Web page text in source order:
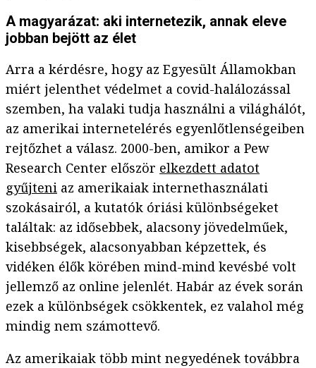
A magyarázat: aki internetezik, annak eleve
jobban bejött az élet
Arra a kérdésre, hogy az Egyesült Államokban
miért jelenthet védelmet a covid-halálozással
szemben, ha valaki tudja használni a világhálót,
az amerikai internetelérés egyenlőtlenségeiben
rejtőzhet a válasz. 2000-ben, amikor a Pew
Research Center először elkezdett adatot
gyűjteni az amerikaiak internethasználati
szokásairól, a kutatók óriási különbségeket
találtak: az idősebbek, alacsony jövedelműek,
kisebbségek, alacsonyabban képzettek, és
vidéken élők körében mind-mind kevésbé volt
jellemző az online jelenlét. Habár az évek során
ezek a különbségek csökkentek, ez valahol még
mindig nem számottevő.
Az amerikaiak több mint negyedének továbbra